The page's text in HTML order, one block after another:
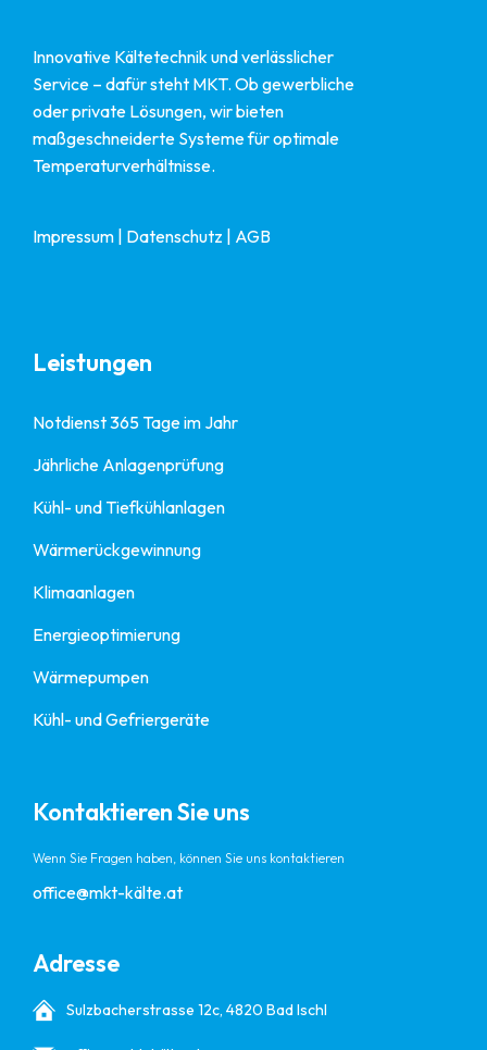
Innovative Kältetechnik und verlässlicher
Service – dafür steht MKT. Ob gewerbliche
oder private Lösungen, wir bieten
maßgeschneiderte Systeme für optimale
Temperaturverhältnisse.
Impressum | Datenschutz | AGB
Leistungen
Notdienst 365 Tage im Jahr
Jährliche Anlagenprüfung
Kühl- und Tiefkühlanlagen
Wärmerückgewinnung
Klimaanlagen
Energieoptimierung
Wärmepumpen
Kühl- und Gefriergeräte
Kontaktieren Sie uns
Wenn Sie Fragen haben, können Sie uns kontaktieren
office@mkt-kälte.at
Adresse
Sulzbacherstrasse 12c, 4820 Bad Ischl